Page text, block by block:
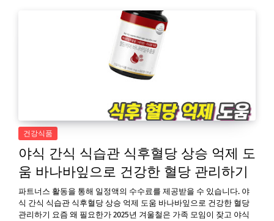
건강식품
야식 간식 식습관 식후혈당 상승 억제 도
움 바나바잎으로 건강한 혈당 관리하기
파트너스 활동을 통해 일정액의 수수료를 제공받을 수 있습니다. 야
식 간식 식습관 식후혈당 상승 억제 도움 바나바잎으로 건강한 혈당
관리하기 요즘 왜 필요한가 2025년 겨울철은 가족 모임이 잦고 야식